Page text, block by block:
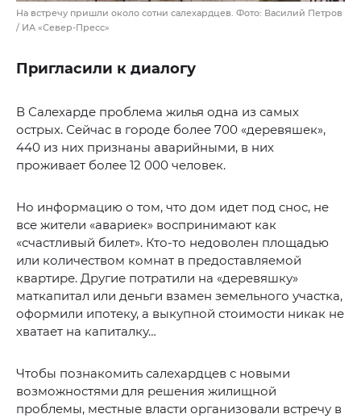
На встречу пришли около сотни салехардцев. Фото: Василий Петров
/ ИА «Север-Пресс»
Пригласили к диалогу
В Салехарде проблема жилья одна из самых
острых. Сейчас в городе более 700 «деревяшек»,
440 из них признаны аварийными, в них
проживает более 12 000 человек.
Но информацию о том, что дом идет под снос, не
все жители «авариек» воспринимают как
«счастливый билет». Кто-то недоволен площадью
или количеством комнат в предоставляемой
квартире. Другие потратили на «деревяшку»
маткапитал или деньги взамен земельного участка,
оформили ипотеку, а выкупной стоимости никак не
хватает на капиталку…
Чтобы познакомить салехардцев с новыми
возможностями для решения жилищной
проблемы, местные власти организовали встречу в